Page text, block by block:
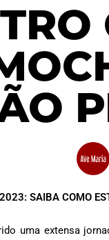
SAIBA COMO
uma extensa